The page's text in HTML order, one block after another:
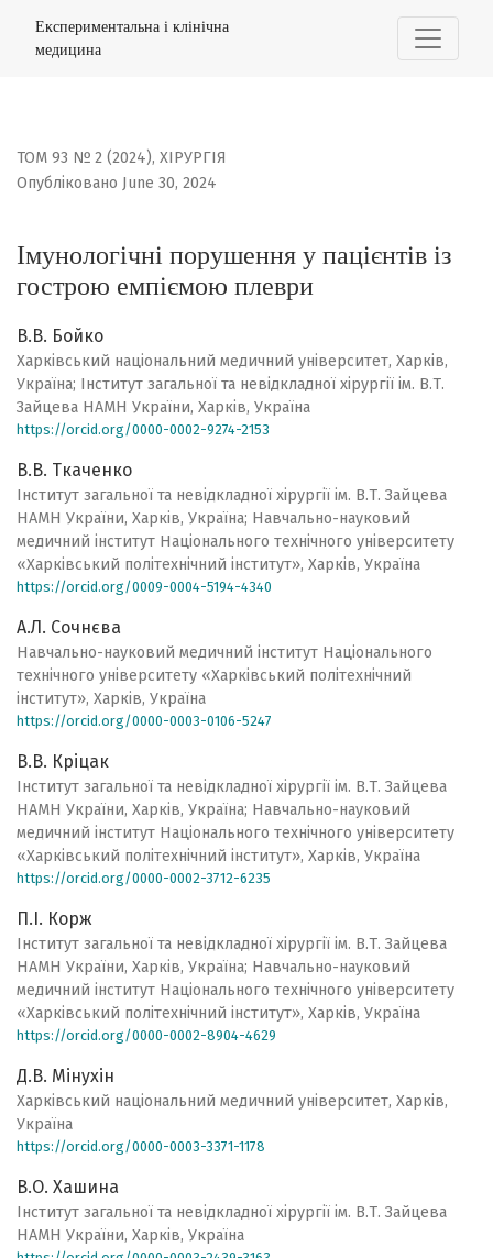
Імунологічні порушення у пацієнтів із гострою
Експериментальна і клінічна
медицина
ТОМ 93 № 2 (2024), ХІРУРГІЯ
Імунологічні порушення у пацієнтів із
гострою емпіємою плеври
Опубліковано June 30, 2024
В.В. Бойко
Харківський національний медичний університет, Харків,
Україна; Інститут загальної та невідкладної хірургії ім. В.Т.
Зайцева НАМН України, Харків, Україна
https://orcid.org/0000-0002-9274-2153
В.В. Ткаченко
Інститут загальної та невідкладної хірургії ім. В.Т. Зайцева
НАМН України, Харків, Україна; Навчально-науковий
медичний інститут Національного технічного університету
«Харківський політехнічний інститут», Харків, Україна
https://orcid.org/0009-0004-5194-4340
А.Л. Сочнєва
Навчально-науковий медичний інститут Національного
технічного університету «Харківський політехнічний
інститут», Харків, Україна
https://orcid.org/0000-0003-0106-5247
В.В. Кріцак
Інститут загальної та невідкладної хірургії ім. В.Т. Зайцева
НАМН України, Харків, Україна; Навчально-науковий
медичний інститут Національного технічного університету
«Харківський політехнічний інститут», Харків, Україна
https://orcid.org/0000-0002-3712-6235
П.І. Корж
Інститут загальної та невідкладної хірургії ім. В.Т. Зайцева
НАМН України, Харків, Україна; Навчально-науковий
медичний інститут Національного технічного університету
«Харківський політехнічний інститут», Харків, Україна
https://orcid.org/0000-0002-8904-4629
Д.В. Мінухін
Харківський національний медичний університет, Харків,
Україна
https://orcid.org/0000-0003-3371-1178
В.О. Хашина
Інститут загальної та невідкладної хірургії ім. В.Т. Зайцева
НАМН України, Харків, Україна